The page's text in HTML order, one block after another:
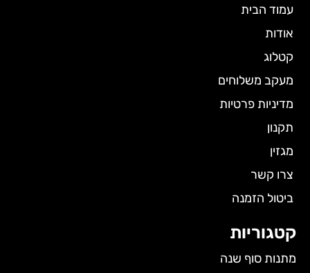
עמוד הבית
אודות
קטלוג
מעקב משלוחים
מדיניות פרטיות
תקנון
מגזין
צרו קשר
ביטול הזמנה
קטגוריות
מתנות סוף שנה